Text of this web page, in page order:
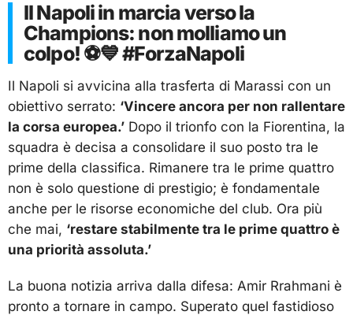
Il Napoli in marcia verso la
Champions: non molliamo un
colpo! ⚽💙 #ForzaNapoli
Il Napoli si avvicina alla trasferta di Marassi con un
obiettivo serrato: ‘Vincere ancora per non rallentare
la corsa europea.’ Dopo il trionfo con la Fiorentina, la
squadra è decisa a consolidare il suo posto tra le
prime della classifica. Rimanere tra le prime quattro
non è solo questione di prestigio; è fondamentale
anche per le risorse economiche del club. Ora più
che mai, ‘restare stabilmente tra le prime quattro è
una priorità assoluta.’
La buona notizia arriva dalla difesa: Amir Rrahmani è
pronto a tornare in campo. Superato quel fastidioso